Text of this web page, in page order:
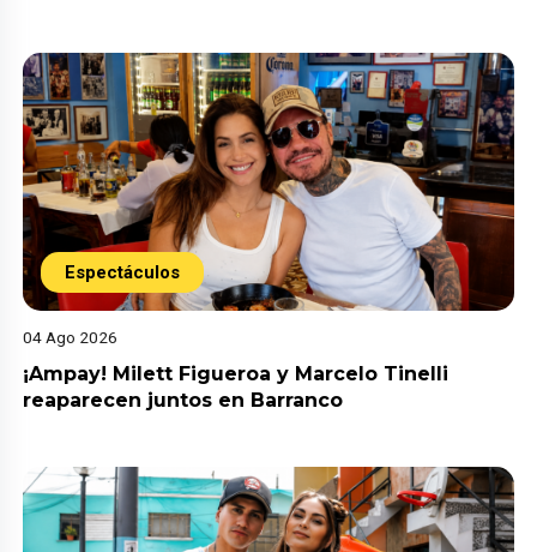
Espectáculos
04 Ago 2026
¡Ampay! Milett Figueroa y Marcelo Tinelli
reaparecen juntos en Barranco